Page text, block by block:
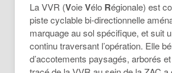
La VVR (VoieVélo Régionale) est
piste cyclable bi-directionnelle
marquage au sol spécifique, et suit
continu traversant l’opération. Elle
d’accotements paysagés, arborés